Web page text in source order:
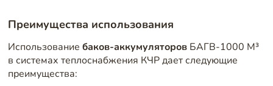
Преимущества использования
Использование баков-аккумуляторовБАГВ-1000 М³
в системах теплоснабжения КЧР дает следующие
преимущества: